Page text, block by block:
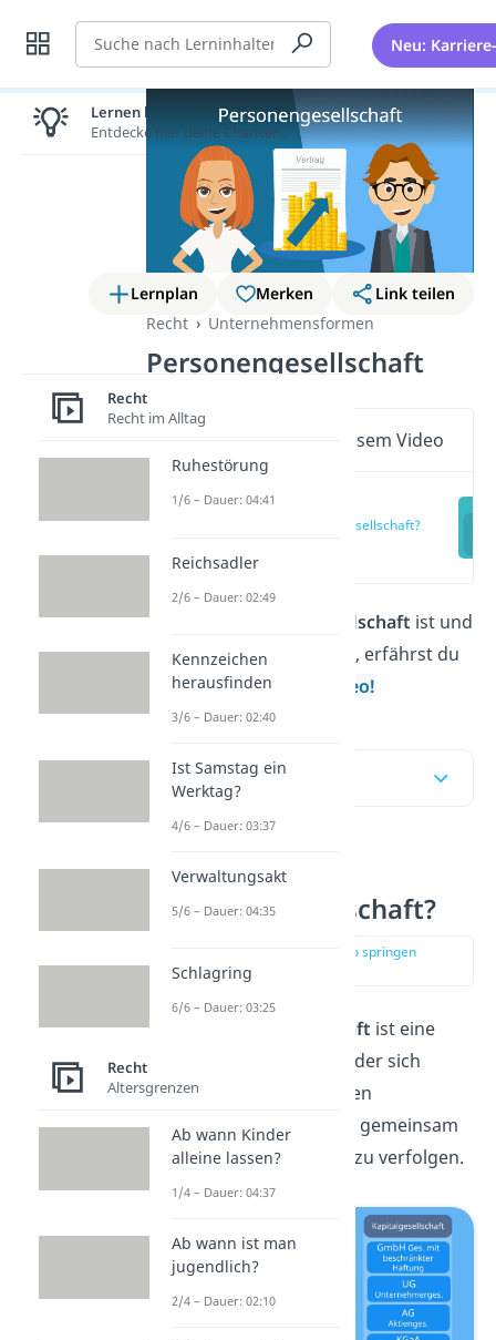
Suche Neu:
Lernplan Merken
Link teilen
Recht
Unternehmensformen
Personengesellschaft
Wichtige Inhalte in diesem Video
Personengesellschaft?
Was eine Personengesellschaft ist und
welcheMerkmale
sie hat, erfährst du
hier und in unserem
Video!
Inhaltsübersicht
Was ist eine
Personengesellschaft?
zur Stelle im Video springen
(00:12)
Eine Personengesellschaft ist eine
Unternehmensform, bei der sich
mindestens zwei Personen
zusammenschließen, um gemeinsam
einwirtschaftliches Ziel zu verfolgen.
Lernen lohnt sich!
Entdecke hier deine Chancen.
Recht
Recht im Alltag
Ruhestörung
1/6 – Dauer: 04:41
Reichsadler
2/6 – Dauer: 02:49
Kennzeichen
herausfinden
3/6 – Dauer: 02:40
Ist Samstag ein
Werktag?
4/6 – Dauer: 03:37
Verwaltungsakt
5/6 – Dauer: 04:35
Schlagring
6/6 – Dauer: 03:25
Recht
Altersgrenzen
Ab wann Kinder
alleine lassen?
1/4 – Dauer: 04:37
Ab wann ist man
jugendlich?
2/4 – Dauer: 02:10